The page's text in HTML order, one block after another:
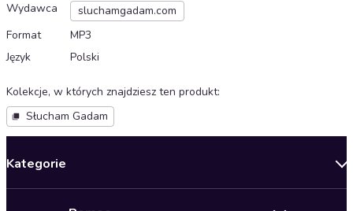
Wydawca
sluchamgadam.com
Format
MP3
Język
Polski
Kolekcje, w których znajdziesz ten produkt:
Słucham Gadam
Kategorie